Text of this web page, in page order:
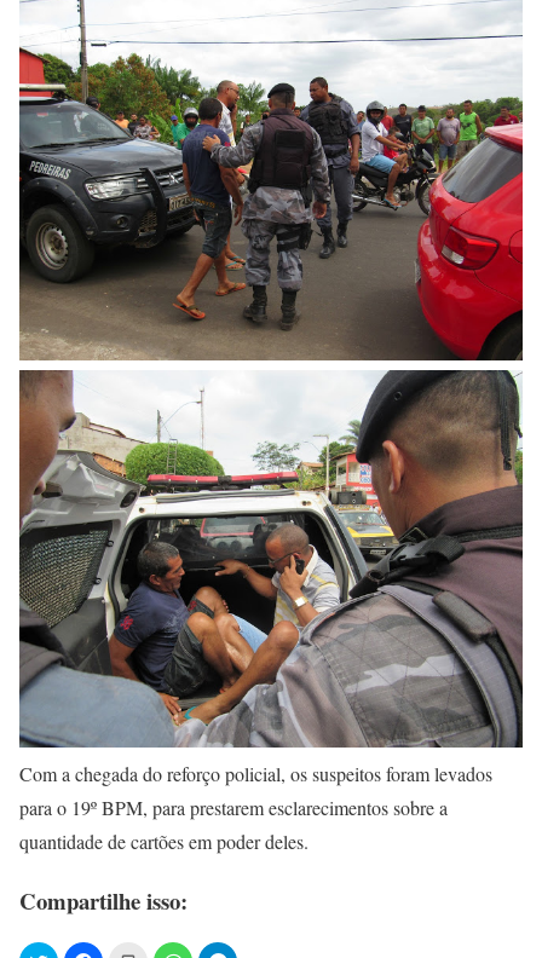
Com a chegada do reforço policial, os suspeitos foram levados
para o 19º BPM, para prestarem esclarecimentos sobre a
quantidade de cartões em poder deles.
Compartilhe isso: